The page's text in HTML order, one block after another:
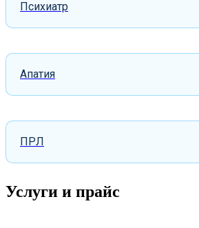
Психиатр
Апатия
ПРЛ
Услуги и прайc